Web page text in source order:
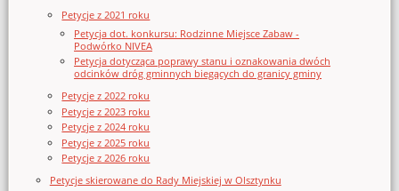
Petycje z 2021 roku
Petycja dot. konkursu: Rodzinne Miejsce Zabaw -
Podwórko NIVEA
Petycja dotycząca poprawy stanu i oznakowania dwóch
odcinków dróg gminnych biegących do granicy gminy
Petycje z 2022 roku
Petycje z 2023 roku
Petycje z 2024 roku
Petycje z 2025 roku
Petycje z 2026 roku
Petycje skierowane do Rady Miejskiej w Olsztynku